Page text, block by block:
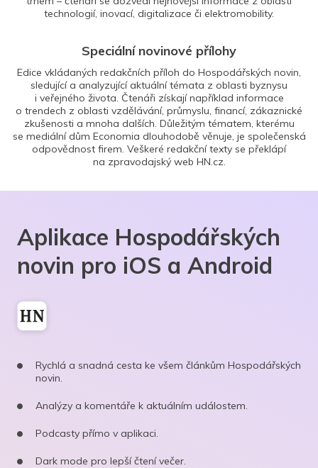
technologií, inovací, digitalizace či elektromobility.
Speciální novinové přílohy
Edice vkládaných redakčních příloh do Hospodářských novin,
sledující a analyzující aktuální témata z oblasti byznysu
i veřejného života. Čtenáři získají například informace
o trendech z oblasti vzdělávání, průmyslu, financí, zákaznické
zkušenosti a mnoha dalších. Důležitým tématem, kterému
se mediální dům Economia dlouhodobě věnuje, je společenská
odpovědnost firem. Veškeré redakční texty se překlápí
na zpravodajský web HN.cz.
Aplikace Hospodářských
novin pro iOS a Android
Rychlá a snadná cesta ke všem článkům Hospodářských
novin.
Analýzy a komentáře k aktuálním událostem.
Podcasty přímo v aplikaci.
Dark mode pro lepší čtení večer.